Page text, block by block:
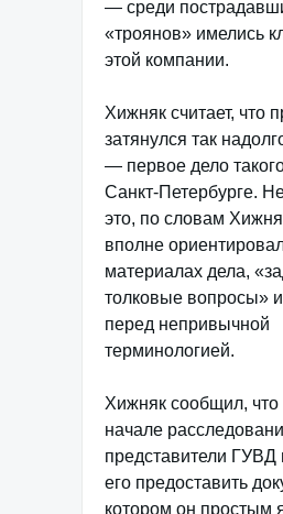
— среди
«троянов» имелись
этой компании.
Хижняк считает, что
затянулся так
— первое дело
Санкт-Петербурге.
это, по словам
вполне
материалах дела,
толковые вопросы»
перед непривычной
терминологией.
Хижняк сообщил,
начале
представители ГУВД
его предоставить
котором он простым